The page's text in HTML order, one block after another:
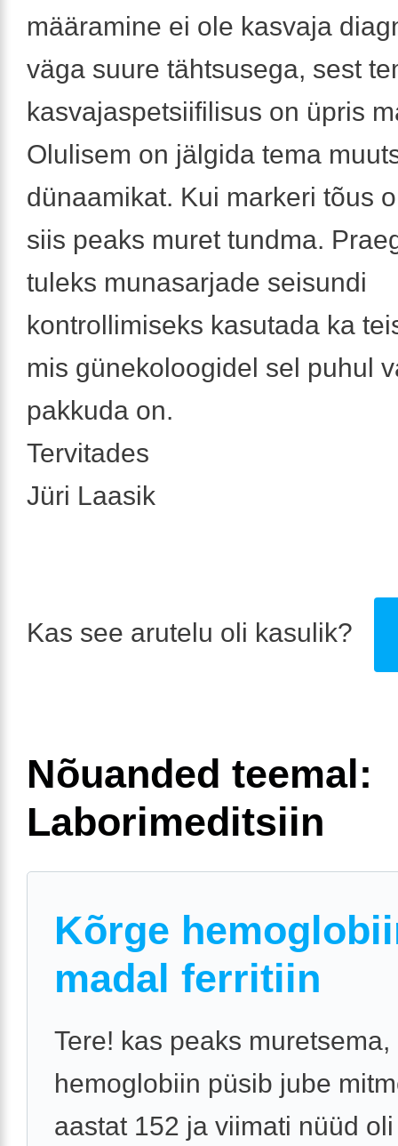
määramine ei ole kasvaja
väga suure tähtsusega, sest
kasvajaspetsiifilisus on üpris
Olulisem on jälgida tema
dünaamikat. Kui markeri tõus
siis peaks muret tundma.
tuleks munasarjade seisundi
kontrollimiseks kasutada ka
mis günekoloogidel sel puhul
pakkuda on.
Tervitades
Jüri Laasik
Kas see arutelu oli kasulik?
Nõuanded teemal:
Laborimeditsiin
Kõrge
madal ferritiin
Tere! kas peaks muretsema,
hemoglobiin püsib jube
aastat 152 ja viimati nüüd